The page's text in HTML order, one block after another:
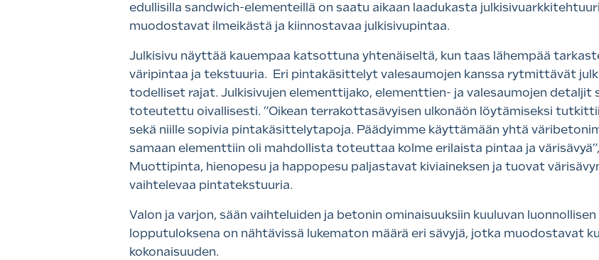
edullisilla sandwich-elementeillä on saatu aikaan laadukasta
muodostavat ilmeikästä ja kiinnostavaa julkisivupintaa.
Julkisivu näyttää kauempaa katsottuna yhtenäiseltä, kun taas lähempää
väripintaa ja tekstuuria. Eri pintakäsittelyt valesaumojen kanssa rytmittävät
todelliset rajat. Julkisivujen elementtijako, elementtien- ja valesaumojen
toteutettu oivallisesti. ”Oikean terrakottasävyisen ulkonäön löytämiseksi
sekä niille sopivia pintakäsittelytapoja. Päädyimme käyttämään yhtä
samaan elementtiin oli mahdollista toteuttaa kolme erilaista pintaa ja
Muottipinta, hienopesu ja happopesu paljastavat kiviaineksen ja tuovat
vaihtelevaa pintatekstuuria.
Valon ja varjon, sään vaihteluiden ja betonin ominaisuuksiin kuuluvan
lopputuloksena on nähtävissä lukematon määrä eri sävyjä, jotka muodostavat
kokonaisuuden.